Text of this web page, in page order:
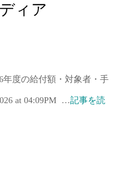
ィア
年度の給付額・対象者・手
at 04:09PM …記事を読